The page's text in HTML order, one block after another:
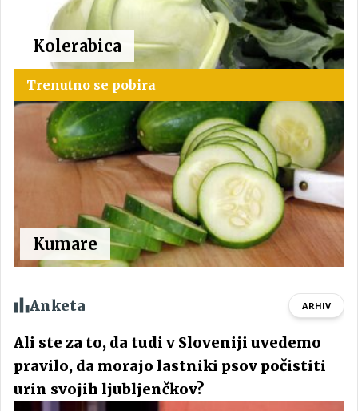
Kolerabica
Trenutno se pobira
Kumare
Anketa ARHIV
Ali ste za to, da tudi v Sloveniji uvedemo
pravilo, da morajo lastniki psov počistiti
urin svojih ljubljenčkov?